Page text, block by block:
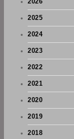
2026
2025
2024
2023
2022
2021
2020
2019
2018